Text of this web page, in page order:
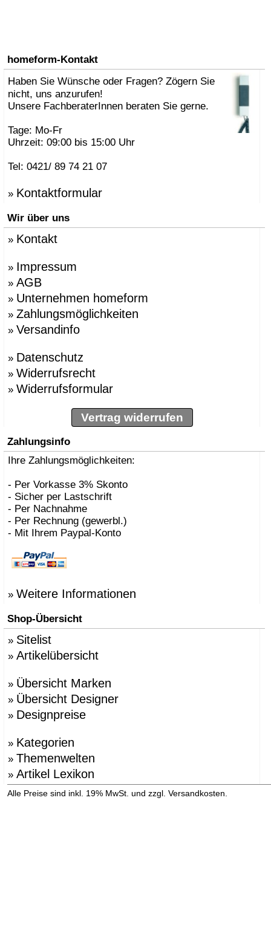
homeform-Kontakt
Haben Sie Wünsche oder Fragen? Zögern Sie
nicht, uns anzurufen!
Unsere FachberaterInnen beraten Sie gerne.
Tage: Mo-Fr
Uhrzeit: 09:00 bis 15:00 Uhr
Tel: 0421/ 89 74 21 07
» Kontaktformular
Wir über uns
» Kontakt
» Impressum
» AGB
» Unternehmen homeform
» Zahlungsmöglichkeiten
» Versandinfo
» Datenschutz
» Widerrufsrecht
» Widerrufsformular
Vertrag widerrufen
Zahlungsinfo
Ihre Zahlungsmöglichkeiten:
- Per Vorkasse 3% Skonto
- Sicher per Lastschrift
- Per Nachnahme
- Per Rechnung (gewerbl.)
- Mit Ihrem Paypal-Konto
» Weitere Informationen
Shop-Übersicht
» Sitelist
» Artikelübersicht
» Übersicht Marken
» Übersicht Designer
» Designpreise
» Kategorien
» Themenwelten
» Artikel Lexikon
Alle Preise sind inkl. 19% MwSt. und zzgl. Versandkosten.